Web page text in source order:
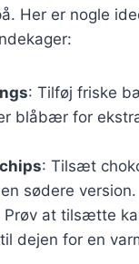
Her er nogle
: Tilføj friske
blåbær for
: Tilsæt
sødere version.
Prøv at tilsætte
dejen for en